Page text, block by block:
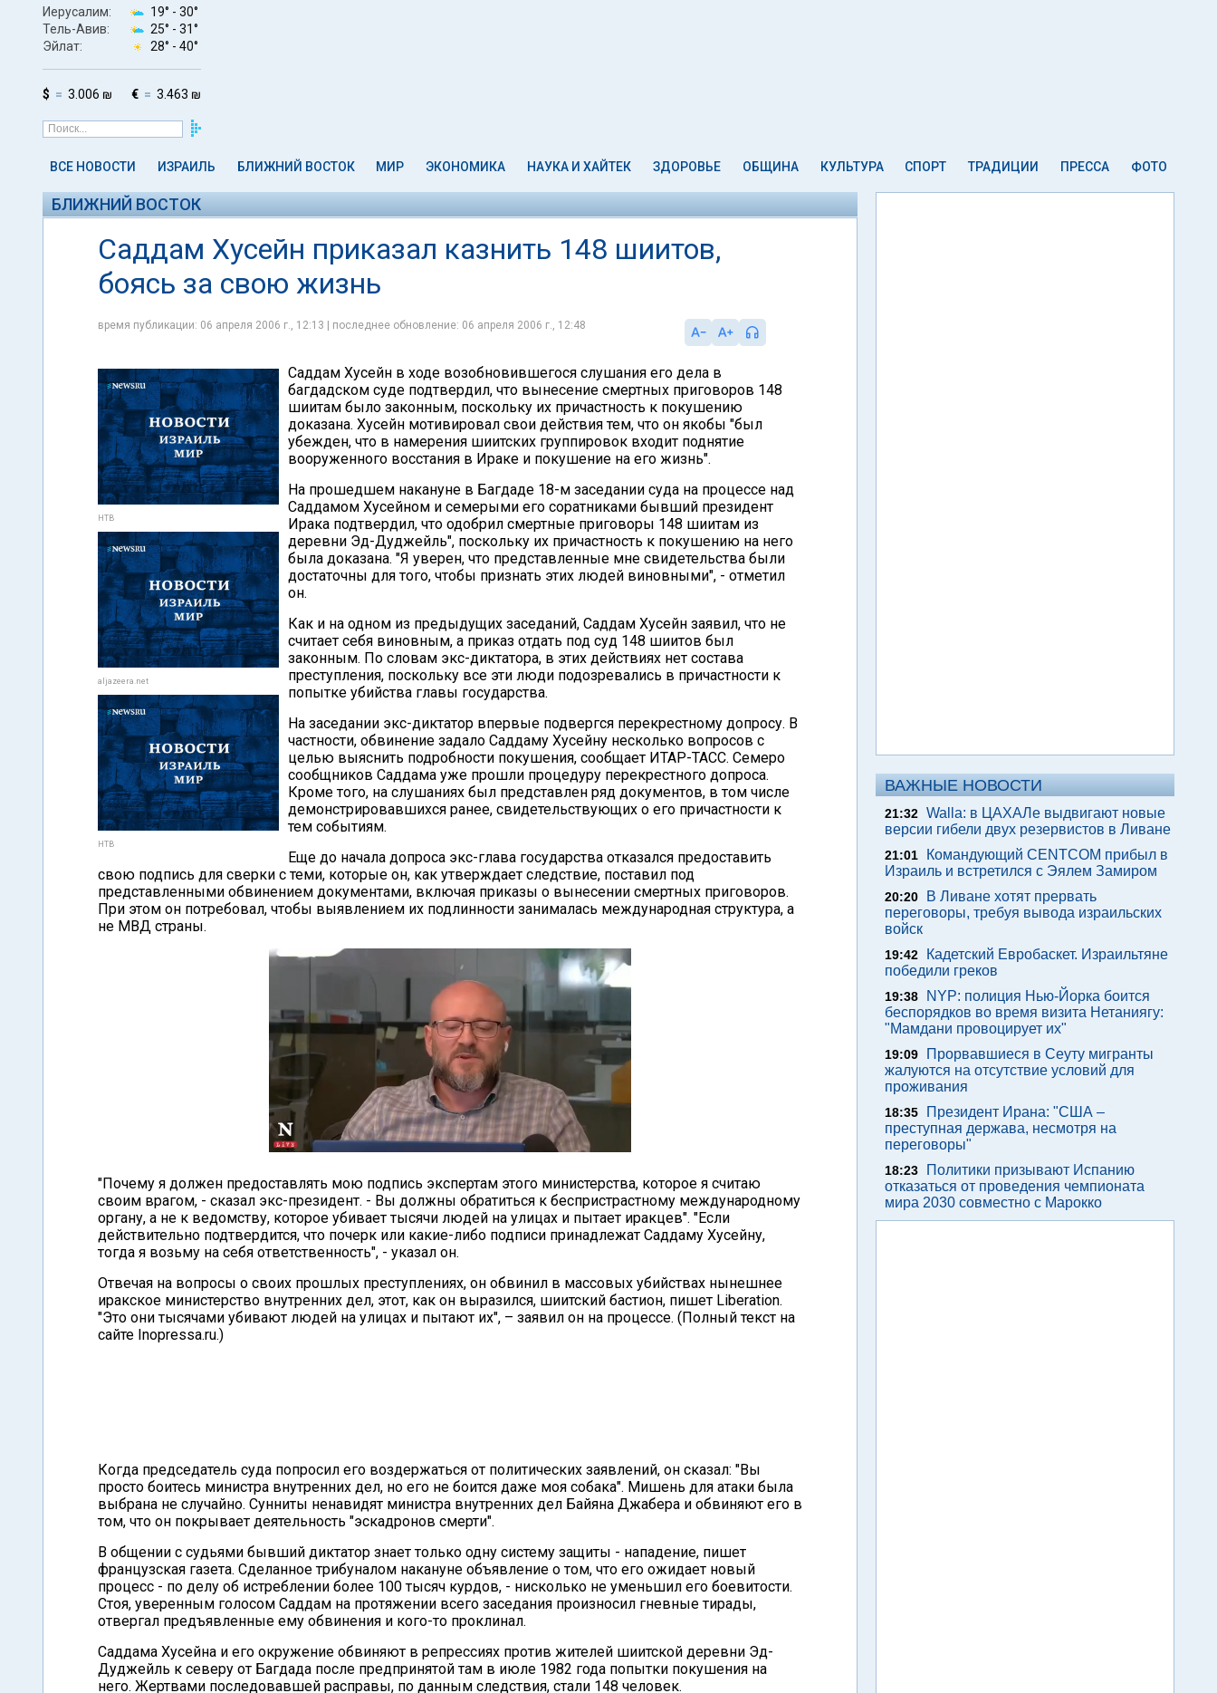
Иерусалим: 19° - 30°
Тель-Авив:
25° - 31°
Эйлат:
28° - 40°
$ 3.006 ₪ € 3.463 ₪
ВСЕ НОВОСТИ ИЗРАИЛЬ БЛИЖНИЙ ВОСТОК МИР ЭКОНОМИКА НАУКА И ХАЙТЕК ЗДОРОВЬЕ ОБЩИНА КУЛЬТУРА СПОРТ ТРАДИЦИИ ПРЕССА ФОТО
БЛИЖНИЙ ВОСТОК
Саддам Хусейн приказал казнить 148 шиитов,
боясь за свою жизнь
время публикации: 06 апреля 2006 г., 12:13 | последнее обновление: 06 апреля 2006 г., 12:48
НТВ
aljazeera.net
НТВ
Саддам Хусейн в ходе возобновившегося слушания его дела в
багдадском суде подтвердил, что вынесение смертных приговоров 148
шиитам было законным, поскольку их причастность к покушению
доказана. Хусейн мотивировал свои действия тем, что он якобы "был
убежден, что в намерения шиитских группировок входит поднятие
вооруженного восстания в Ираке и покушение на его жизнь".
На прошедшем накануне в Багдаде 18-м заседании суда на процессе над
Саддамом Хусейном и семерыми его соратниками бывший президент
Ирака подтвердил, что одобрил смертные приговоры 148 шиитам из
деревни Эд-Дуджейль", поскольку их причастность к покушению на него
была доказана. "Я уверен, что представленные мне свидетельства были
достаточны для того, чтобы признать этих людей виновными", - отметил
он.
Как и на одном из предыдущих заседаний, Саддам Хусейн заявил, что не
считает себя виновным, а приказ отдать под суд 148 шиитов был
законным. По словам экс-диктатора, в этих действиях нет состава
преступления, поскольку все эти люди подозревались в причастности к
попытке убийства главы государства.
На заседании экс-диктатор впервые подвергся перекрестному допросу. В
частности, обвинение задало Саддаму Хусейну несколько вопросов с
целью выяснить подробности покушения, сообщает ИТАР-ТАСС. Семеро
сообщников Саддама уже прошли процедуру перекрестного допроса.
Кроме того, на слушаниях был представлен ряд документов, в том числе
демонстрировавшихся ранее, свидетельствующих о его причастности к
тем событиям.
Еще до начала допроса экс-глава государства отказался предоставить
свою подпись для сверки с теми, которые он, как утверждает следствие, поставил под
представленными обвинением документами, включая приказы о вынесении смертных приговоров.
При этом он потребовал, чтобы выявлением их подлинности занималась международная структура, а
не МВД страны.
"Почему я должен предоставлять мою подпись экспертам этого министерства, которое я считаю
своим врагом, - сказал экс-президент. - Вы должны обратиться к беспристрастному международному
органу, а не к ведомству, которое убивает тысячи людей на улицах и пытает иракцев". "Если
действительно подтвердится, что почерк или какие-либо подписи принадлежат Саддаму Хусейну,
тогда я возьму на себя ответственность", - указал он.
Отвечая на вопросы о своих прошлых преступлениях, он обвинил в массовых убийствах нынешнее
иракское министерство внутренних дел, этот, как он выразился, шиитский бастион, пишет Liberation.
"Это они тысячами убивают людей на улицах и пытают их", – заявил он на процессе. (Полный текст на
сайте Inopressa.ru.)
Когда председатель суда попросил его воздержаться от политических заявлений, он сказал: "Вы
просто боитесь министра внутренних дел, но его не боится даже моя собака". Мишень для атаки была
выбрана не случайно. Сунниты ненавидят министра внутренних дел Байяна Джабера и обвиняют его в
том, что он покрывает деятельность "эскадронов смерти".
В общении с судьями бывший диктатор знает только одну систему защиты - нападение, пишет
французская газета. Сделанное трибуналом накануне объявление о том, что его ожидает новый
процесс - по делу об истреблении более 100 тысяч курдов, - нисколько не уменьшил его боевитости.
Стоя, уверенным голосом Саддам на протяжении всего заседания произносил гневные тирады,
отвергал предъявленные ему обвинения и кого-то проклинал.
Саддама Хусейна и его окружение обвиняют в репрессиях против жителей шиитской деревни Эд-
Дуджейль к северу от Багдада после предпринятой там в июле 1982 года попытки покушения на
него. Жертвами последовавшей расправы, по данным следствия, стали 148 человек.
ВАЖНЫЕ НОВОСТИ
21:32 Walla: в ЦАХАЛе выдвигают новые
версии гибели двух резервистов в Ливане
21:01
Командующий CENTCOM прибыл в
Израиль и встретился с Эялем Замиром
20:20
В Ливане хотят прервать
переговоры, требуя вывода израильских
войск
19:42
Кадетский Евробаскет. Израильтяне
победили греков
19:38
NYP: полиция Нью-Йорка боится
беспорядков во время визита Нетаниягу:
"Мамдани провоцирует их"
19:09
Прорвавшиеся в Сеуту мигранты
жалуются на отсутствие условий для
проживания
18:35
Президент Ирана: "США –
преступная держава, несмотря на
переговоры"
18:23
Политики призывают Испанию
отказаться от проведения чемпионата
мира 2030 совместно с Марокко